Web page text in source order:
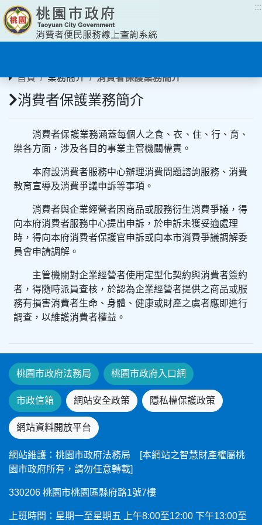
:::
首頁 業務簡介 消費者保護業務簡介
消費者保護業務簡介
消費者保護業務涵蓋每個人之食、衣、住、行、育、
樂各方面，涉及各目的事業主管機關權責。
本府設消費者服務中心辦理消費問題諮詢服務、消費
教育宣導及消費爭議申訴等事項。
消費者與企業經營者因商品或服務衍生消費爭議，得
向本府消費者服務中心提出申訴，於申訴未獲妥適處理
時，得向本府消費者保護官申訴或向本市消費爭議調解委
員會申請調解。
主管機關對企業經營者使用定型化契約與消費者簽約
者，得隨時派員查核，於認為企業經營者提供之商品或服
務有損害消費者生命、身體、健康或財產之虞者應即進行
調查，以維護消費者權益。
桃園市政府法務局 桃園市政府入口網
市政信箱 網站安全政策 隱私權保護政策
網站資料開放平台
網站維護：桃園市政府法務局 [本網站之智慧財產權屬桃
園市政府所有，請勿任意轉載]
330206 桃園市桃園區縣府路1號7樓
上班時間：星期一至星期五 上午8:00至12:00 下午13:00至